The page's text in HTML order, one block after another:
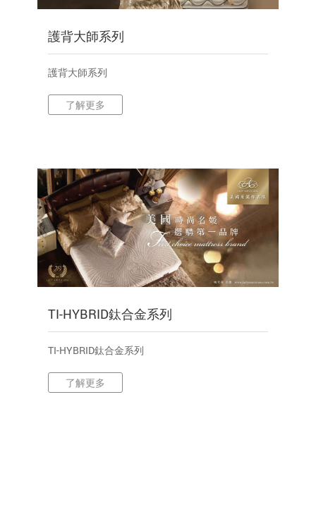
護背大師系列
護背大師系列
了解更多
TI-HYBRID鈦合金系列
TI-HYBRID鈦合金系列
了解更多